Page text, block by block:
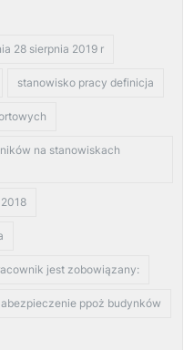
28 sierpnia 2019 r
stanowisko pracy definicja
na stanowiskach
jest zobowiązany:
ppoż budynków